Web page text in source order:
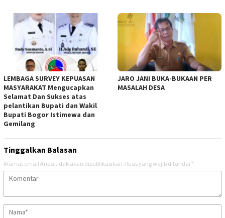
LEMBAGA SURVEY KEPUASAN
MASYARAKAT Mengucapkan
Selamat Dan Sukses atas
pelantikan Bupati dan Wakil
Bupati Bogor Istimewa dan
Gemilang
JARO JANI BUKA-BUKAAN PER
MASALAH DESA
Tinggalkan Balasan
Alamat email Anda tidak akan dipublikasikan. Ruas yang wajib ditandai *